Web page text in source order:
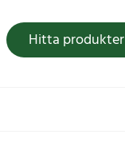
Hitta produkter